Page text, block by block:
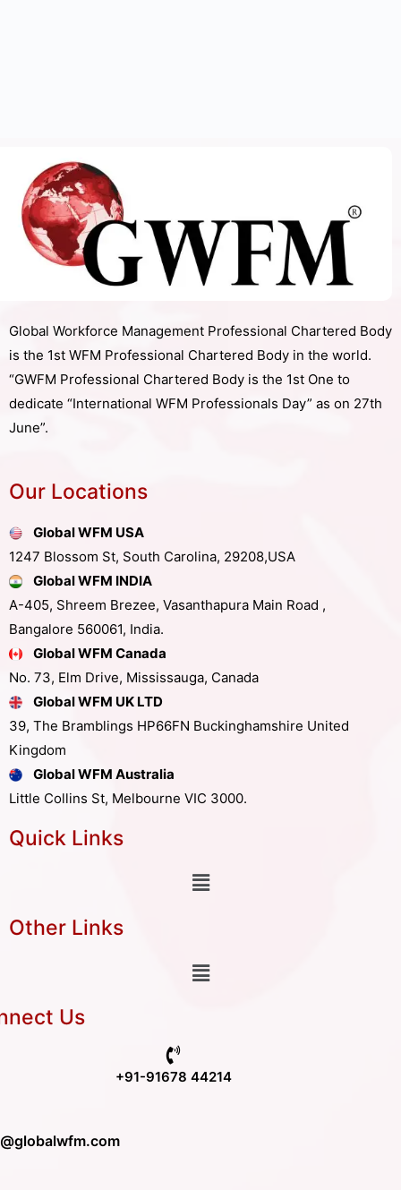
Global Workforce Management Professional Chartered Body
is the 1st WFM Professional Chartered Body in the world.
“GWFM Professional Chartered Body is the 1st One to
dedicate “International WFM Professionals Day” as on 27th
June”.
Our Locations
Global WFM USA
1247 Blossom St, South Carolina, 29208,USA
Global WFM INDIA
A-405, Shreem Brezee, Vasanthapura Main Road ,
Bangalore 560061, India.
Global WFM Canada
No. 73, Elm Drive, Mississauga, Canada
Global WFM UK LTD
39, The Bramblings HP66FN Buckinghamshire United
Kingdom
Global WFM Australia
Little Collins St, Melbourne VIC 3000.
Quick Links
Other Links
Us
+91-91678 44214